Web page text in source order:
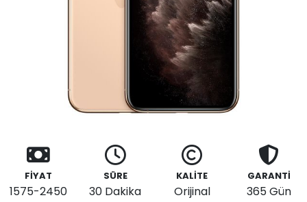
FİYAT
1575-2450
SÜRE
30 Dakika
KALİTE
Orijinal
GARANTİ
365 Gün